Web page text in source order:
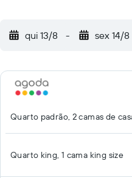
qui 13/8 - sex 14/8
Quarto padrão, 2 camas de
Quarto king, 1 cama king size